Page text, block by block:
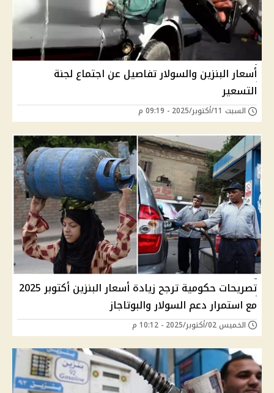
أسعار البنزين والسولار تفاصيل عن اجتماع لجنة
التسعير
السبت 11/أكتوبر/2025 - 09:19 م
تصريحات حكومية ترجح زيادة أسعار البنزين أكتوبر 2025
مع استمرار دعم السولار والبوتاجاز
الخميس 02/أكتوبر/2025 - 10:12 م